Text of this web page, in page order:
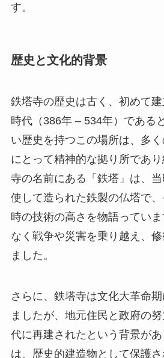
鉄塔寺の歴史は古く、初めて建
にとって精神的な拠り所であり
使して造られた鉄製の仏塔で
時の技術の高さを物語ってい
なく戦争や災害を乗り越え、
ました。
さらに、鉄塔寺は文化大革命
ましたが、地元住民と政府の努
代に再建されたという背景が
は、歴史的建造物として保護さ
ます。また、この寺院には、
れ、精神修行の場としても利
のようなバックグラウンドから
学ぶには最適のスポットでも